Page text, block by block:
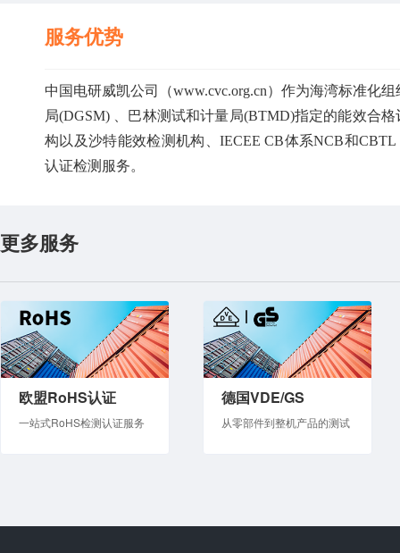
服务优势
中国电研威凯公司（www.cvc.org.cn）作为海湾标准化
局(DGSM) 、巴林测试和计量局(BTMD)指定的能效合
构以及沙特能效检测机构、IECEE CB体系NCB和
认证检测服务。
更多服务
欧盟RoHS认证
一站式RoHS检测认证服务
德国VDE/GS
从零部件到整机产品的测试